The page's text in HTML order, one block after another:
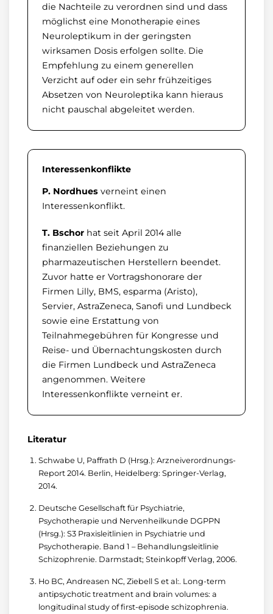
die Nachteile zu verordnen sind und dass
möglichst eine Monotherapie eines
Neuroleptikum in der geringsten
wirksamen Dosis erfolgen sollte. Die
Empfehlung zu einem generellen
Verzicht auf oder ein sehr frühzeitiges
Absetzen von Neuroleptika kann hieraus
nicht pauschal abgeleitet werden.
Interessenkonflikte
P. Nordhuesverneint einen
Interessenkonflikt.
T. Bschorhat seit April 2014 alle
finanziellen Beziehungen zu
pharmazeutischen Herstellern beendet.
Zuvor hatte er Vortragshonorare der
Firmen Lilly, BMS, esparma (Aristo),
Servier, AstraZeneca, Sanofi und Lundbeck
sowie eine Erstattung von
Teilnahmegebühren für Kongresse und
Reise- und Übernachtungskosten durch
die Firmen Lundbeck und AstraZeneca
angenommen. Weitere
Interessenkonflikte verneint er.
Literatur
Schwabe U, Paffrath D (Hrsg.): Arzneiverordnungs-
Report 2014. Berlin, Heidelberg: Springer-Verlag,
2014.
Deutsche Gesellschaft für Psychiatrie,
Psychotherapie und Nervenheilkunde DGPPN
(Hrsg.): S3 Praxisleitlinien in Psychiatrie und
Psychotherapie. Band 1 – Behandlungsleitlinie
Schizophrenie. Darmstadt; Steinkopff Verlag, 2006.
Ho BC, Andreasen NC, Ziebell S et al:. Long-term
antipsychotic treatment and brain volumes: a
longitudinal study of first-episode schizophrenia.